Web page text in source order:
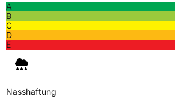
EisgripNein
EPREL ID419479
Allgemeine Produktsicherheit
A
B
C
D
E
Nasshaftung